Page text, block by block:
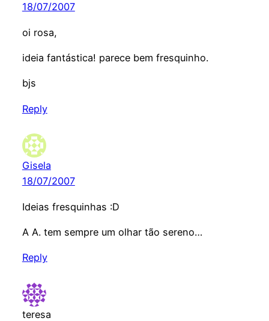
18/07/2007
oi rosa,
ideia fantástica! parece bem fresquinho.
bjs
Reply
Gisela
18/07/2007
Ideias fresquinhas :D
A A. tem sempre um olhar tão sereno…
Reply
teresa